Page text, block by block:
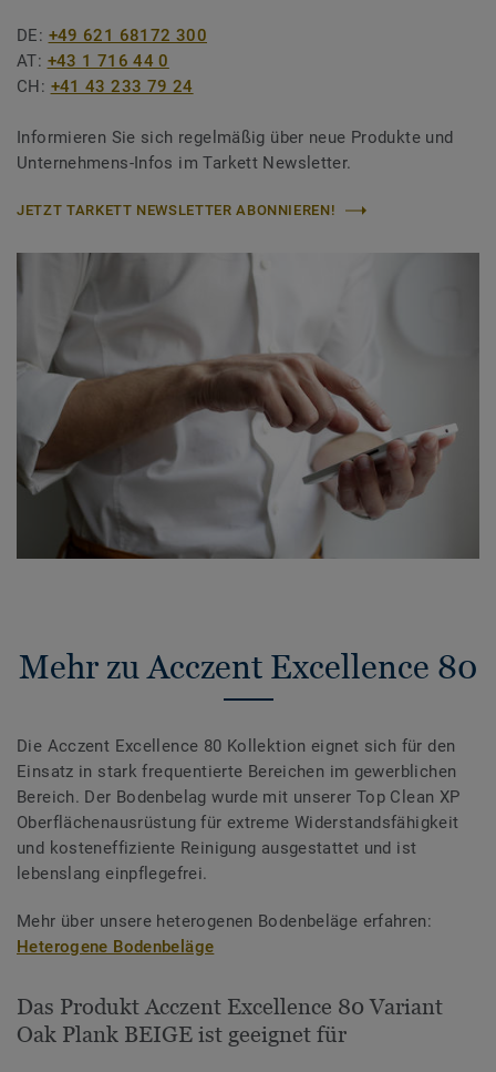
DE: +49 621 68172 300
AT: +43 1 716 44 0
CH: +41 43 233 79 24
Informieren Sie sich regelmäßig über neue Produkte und
Unternehmens-Infos im Tarkett Newsletter.
JETZT TARKETT NEWSLETTER ABONNIEREN!
Mehr zu Acczent Excellence 80
Die Acczent Excellence 80 Kollektion eignet sich für den
Einsatz in stark frequentierte Bereichen im gewerblichen
Bereich. Der Bodenbelag wurde mit unserer Top Clean XP
Oberflächenausrüstung für extreme Widerstandsfähigkeit
und kosteneffiziente Reinigung ausgestattet und ist
lebenslang einpflegefrei.
Mehr über unsere heterogenen Bodenbeläge erfahren:
Heterogene Bodenbeläge
Das Produkt Acczent Excellence 80 Variant
Oak Plank BEIGE ist geeignet für